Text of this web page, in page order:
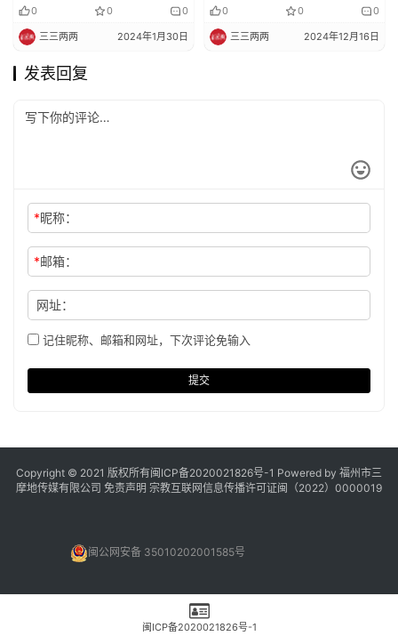
0 0 0
三三两两 2024年1月30日
0 0 0
三三两两 2024年12月16日
发表回复
*昵称：
*邮箱：
网址：
记住昵称、邮箱和网址，下次评论免输入
提交
Copyright © 2021 版权所有闽ICP备2020021826号-1 Powered by 福州市三
摩地传媒有限公司 免责声明 宗教互联网信息传播许可证闽（2022）0000019
闽公网安备 35010202001585号
闽ICP备2020021826号-1